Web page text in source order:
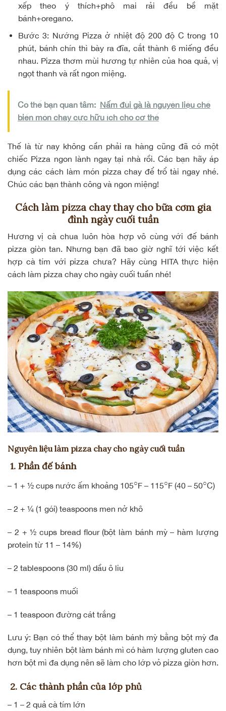
xếp theo ý thích+phô mai rải đều bề mặt
bánh+oregano.
Bước 3: Nướng Pizza ở nhiệt độ 200 độ C trong 10
phút, bánh chín thì bày ra đĩa, cắt thành 6 miếng đều
nhau. Pizza thơm mùi hương tự nhiên của hoa quả, vị
ngọt thanh và rất ngon miệng.
Có thể bạn quan tâm: Nấm đùi gà là nguyên liệu chế
biến món chay cực hữu ích cho cơ thể
Thế là từ nay không cần phải ra hàng cũng đã có một
chiếc Pizza ngon lành ngay tại nhà rồi. Các bạn hãy áp
dụng các cách làm món pizza chay để trổ tài ngay nhé.
Chúc các bạn thành công và ngon miệng!
Cách làm pizza chay thay cho bữa cơm gia
đình ngày cuối tuần
Hương vị cà chua luôn hòa hợp vô cùng với đế bánh
pizza giòn tan. Nhưng bạn đã bao giờ nghĩ tới việc kết
hợp cà tím với pizza chưa? Hãy cùng HITA thực hiện
cách làm pizza chay cho ngày cuối tuần nhé!
Nguyên liệu làm pizza chay cho ngày cuối tuần
1. Phần đế bánh
– 1 + ½ cups nước ấm khoảng 105○F – 115○F (40 – 50○C)
– 2 + ¼ (1 gói) teaspoons men nở khô
– 2 + ½ cups bread flour (bột làm bánh mỳ – hàm lượng
protein từ 11 – 14%)
– 2 tablespoons (30 ml) dầu ô liu
– 1 teaspoons muối
– 1 teaspoon đường cát trắng
Lưu ý: Bạn có thể thay bột làm bánh mỳ bằng bột mỳ đa
dụng, tuy nhiên bột làm bánh mì có hàm lượng gluten cao
hơn bột mì đa dụng nên sẽ làm cho lớp vỏ pizza giòn hơn.
2. Các thành phần của lớp phủ
– 1 – 2 quả cà tím lớn